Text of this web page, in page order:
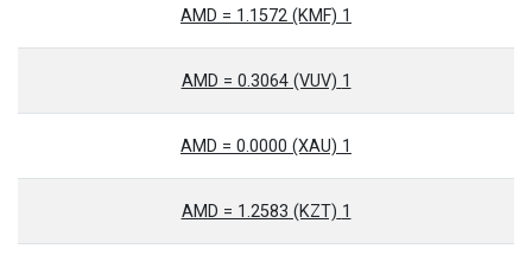
1 AMD = 1.1572 (KMF)
1 AMD = 0.3064 (VUV)
1 AMD = 0.0000 (XAU)
1 AMD = 1.2583 (KZT)